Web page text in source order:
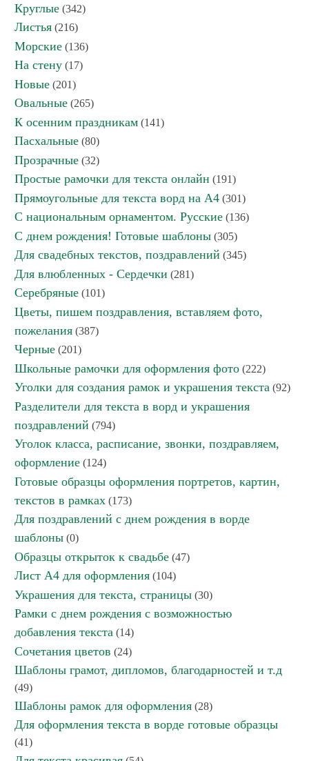
Круглые (342)
Листья (216)
Морские (136)
На стену (17)
Новые (201)
Овальные (265)
К осенним праздникам (141)
Пасхальные (80)
Прозрачные (32)
Простые рамочки для текста онлайн (191)
Прямоугольные для текста ворд на А4 (301)
С национальным орнаментом. Русские (136)
С днем рождения! Готовые шаблоны (305)
Для свадебных текстов, поздравлений (345)
Для влюбленных - Сердечки (281)
Серебряные (101)
Цветы, пишем поздравления, вставляем фото,
пожелания (387)
Черные (201)
Школьные рамочки для оформления фото (222)
Уголки для создания рамок и украшения текста (92)
Разделители для текста в ворд и украшения
поздравлений (794)
Уголок класса, расписание, звонки, поздравляем,
оформление (124)
Готовые образцы оформления портретов, картин,
текстов в рамках (173)
Для поздравлений с днем рождения в ворде
шаблоны (0)
Образцы открыток к свадьбе (47)
Лист А4 для оформления (104)
Украшения для текста, страницы (30)
Рамки с днем рождения с возможностью
добавления текста (14)
Сочетания цветов (24)
Шаблоны грамот, дипломов, благодарностей и т.д
(49)
Шаблоны рамок для оформления (28)
Для оформления текста в ворде готовые образцы
(41)